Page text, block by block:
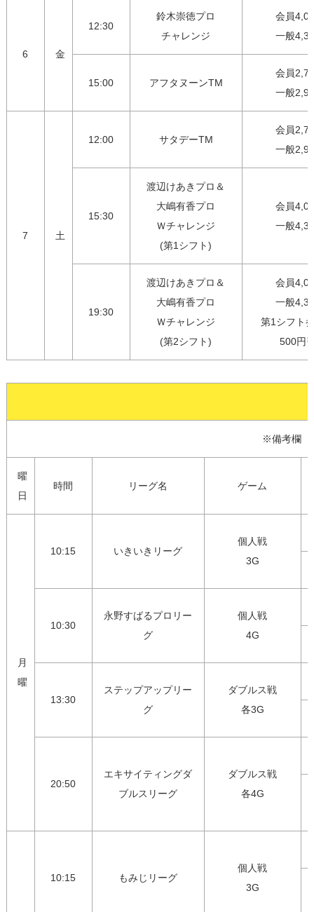
6 金
12:30
鈴木崇徳プロ
チャレンジ
会員
一般
15:00 アフタヌーンTM
会員
一般
7 土
12:00 サタデーTM
会員
一般
15:30
渡辺けあきプロ＆
大嶋有香プロ
Ｗチャレンジ
(第1シフト)
会員
一般
19:30
渡辺けあきプロ＆
大嶋有香プロ
Ｗチャレンジ
(第2シフト)
会員
一般
第1シフト
500円
※備考欄
曜
日
時間 リーグ名 ゲーム
月
曜
10:15 いきいきリーグ
個人戦
3G
10:30
永野すばるプロリー
グ
個人戦
4G
13:30
ステップアップリー
グ
ダブルス戦
各3G
20:50
エキサイティングダ
ブルスリーグ
ダブルス戦
各4G
10:15 もみじリーグ
個人戦
3G